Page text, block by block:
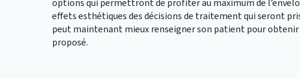
options qui permettront de profiter au maximum de
effets esthétiques des décisions de traitement qui seront
peut maintenant mieux renseigner son patient pour
proposé.